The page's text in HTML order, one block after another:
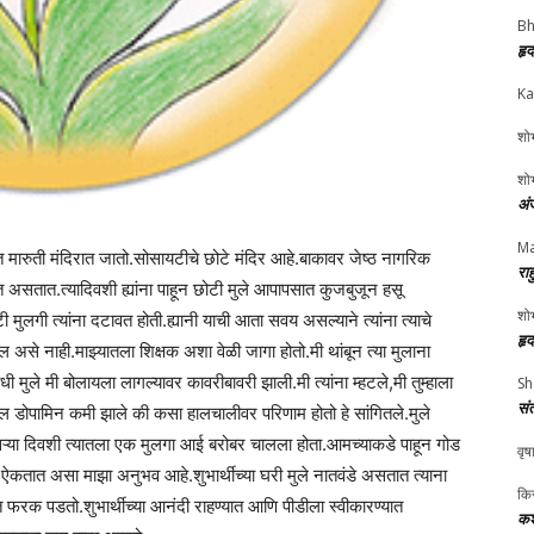
मंदिरात जातो.सोसायटीचे छोटे मंदिर आहे.बाकावर जेष्ठ नागरिक
ह्यांना पाहून छोटी मुले आपापसात कुजबुजून हसू
त्यांना दटावत होती.ह्यानी याची आता सवय असल्याने त्यांना त्याचे
असे नाही.माझ्यातला शिक्षक अशा वेळी जागा होतो.मी थांबून त्या मुलाना
मी बोलायला लागल्यावर कावरीबावरी झाली.मी त्यांना म्हटले,मी तुम्हाला
कमी झाले की कसा हालचालीवर परिणाम होतो हे सांगितले.मुले
दिवशी त्यातला एक मुलगा आई बरोबर चालला होता.आमच्याकडे पाहून गोड
असा माझा अनुभव आहे.शुभार्थीच्या घरी मुले नातवंडे असतात त्याना
पडतो.शुभार्थीच्या आनंदी राहण्यात आणि पीडीला स्वीकारण्यात